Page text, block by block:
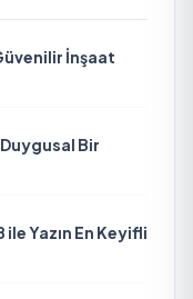
İnşaat
Bir
ile Yazın En Keyifli